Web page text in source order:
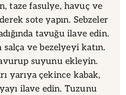
taze fasulye, havuç ve
sote yapın. Sebzeler
tavuğu ilave edin.
ve bezelyeyi katın.
suyunu ekleyin.
yarıya çekince kabak,
ilave edin. Tuzunu